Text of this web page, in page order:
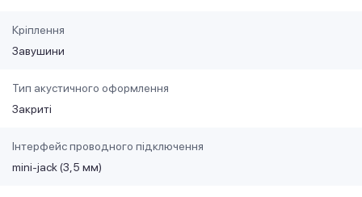
Кріплення
Завушини
Тип акустичного оформлення
Закриті
Інтерфейс проводного підключення
mini-jack (3,5 мм)